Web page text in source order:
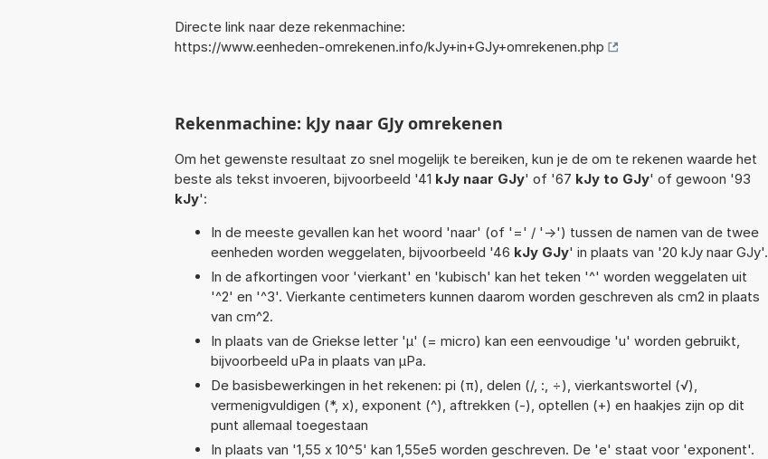
Directe link naar deze rekenmachine:
https://www.eenheden-omrekenen.info/kJy+in+GJy+omrekenen.php
Rekenmachine: kJy naar GJy omrekenen
Om het gewenste resultaat zo snel mogelijk te bereiken, kun je de om te rekenen waarde het
beste als tekst invoeren, bijvoorbeeld '41 kJy naar GJy' of '67 kJy to GJy' of gewoon '93
kJy':
In de meeste gevallen kan het woord 'naar' (of '=' / '->') tussen de namen van de twee
eenheden worden weggelaten, bijvoorbeeld '46 kJy GJy' in plaats van '20 kJy naar GJy'.
In de afkortingen voor 'vierkant' en 'kubisch' kan het teken '^' worden weggelaten uit
'^2' en '^3'. Vierkante centimeters kunnen daarom worden geschreven als cm2 in plaats
van cm^2.
In plaats van de Griekse letter 'µ' (= micro) kan een eenvoudige 'u' worden gebruikt,
bijvoorbeeld uPa in plaats van µPa.
De basisbewerkingen in het rekenen: pi (π), delen (/, :, ÷), vierkantswortel (√),
vermenigvuldigen (*, x), exponent (^), aftrekken (-), optellen (+) en haakjes zijn op dit
punt allemaal toegestaan
In plaats van '1,55 x 10^5' kan 1,55e5 worden geschreven. De 'e' staat voor 'exponent'.